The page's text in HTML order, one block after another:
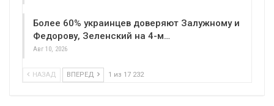
Более 60% украинцев доверяют Залужному и
Федорову, Зеленский на 4-м…
Авг 10, 2026
НАЗАД ВПЕРЕД 1 из 17 232